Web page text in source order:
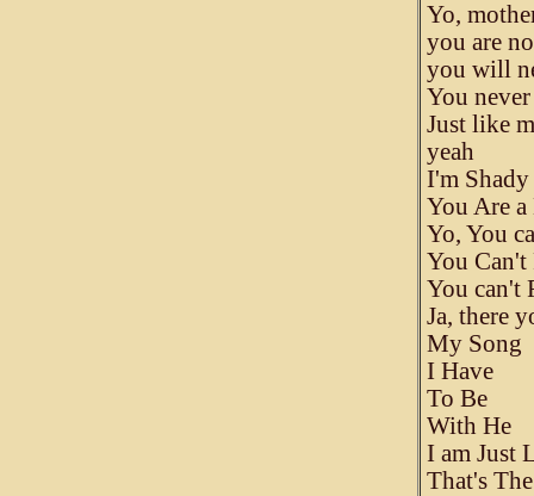
Yo,
you are
you will
You never
Just like
yeah
I'm Shady
You Are
Yo, You
You Can't
You can't
Ja, there
My Song
I Have
To Be
With He
I am Just
That's